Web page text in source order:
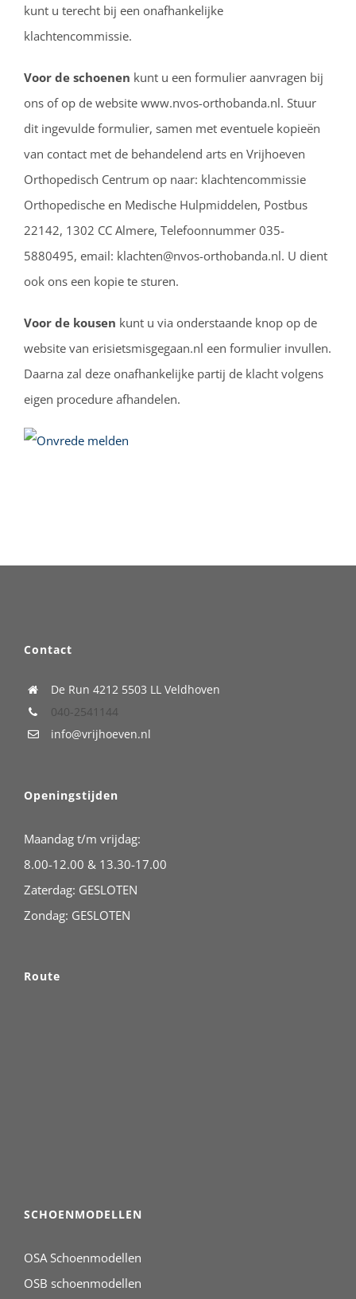
kunt u terecht bij een onafhankelijke
klachtencommissie.
Voor de schoenen kunt u een formulier aanvragen bij
ons of op de website www.nvos-orthobanda.nl. Stuur
dit ingevulde formulier, samen met eventuele kopieën
van contact met de behandelend arts en Vrijhoeven
Orthopedisch Centrum op naar: klachtencommissie
Orthopedische en Medische Hulpmiddelen, Postbus
22142, 1302 CC Almere, Telefoonnummer 035-
5880495, email: klachten@nvos-orthobanda.nl. U dient
ook ons een kopie te sturen.
Voor de kousen kunt u via onderstaande knop op de
website van erisietsmisgegaan.nl een formulier invullen.
Daarna zal deze onafhankelijke partij de klacht volgens
eigen procedure afhandelen.
Contact
De Run 4212 5503 LL Veldhoven
040-2541144
info@vrijhoeven.nl
Openingstijden
Maandag t/m vrijdag:
8.00-12.00 & 13.30-17.00
Zaterdag: GESLOTEN
Zondag: GESLOTEN
Route
SCHOENMODELLEN
OSA Schoenmodellen
OSB schoenmodellen